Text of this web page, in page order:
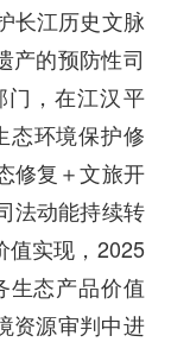
长江历史文脉
产的预防性司
门，在江汉平
态环境保护修
修复＋文旅开
法动能持续转
值实现，2025
生态产品价值
资源审判中进